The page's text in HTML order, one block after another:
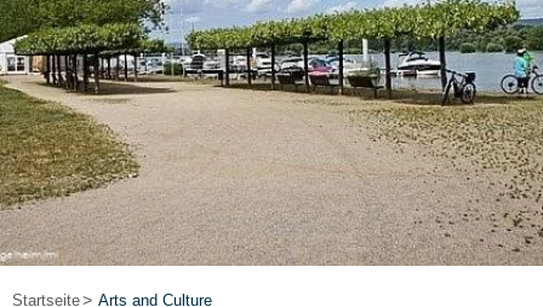
events
booking & service
ShopRheinhessen-Blog map
Startseite Arts and Culture